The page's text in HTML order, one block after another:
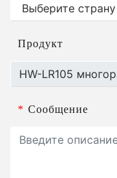
Продукт
* Сообщение